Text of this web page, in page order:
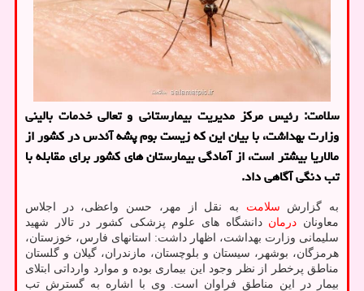
سلامت: رئیس مرکز مدیریت بیمارستانی و تعالی خدمات بالینی
وزارت بهداشت، با بیان این که زیست بوم پشه آئدس در کشور از
مالاریا بیشتر است، از آمادگی بیمارستان های کشور برای مقابله با
تب دنگی آگاهی داد.
به گزارش سلامت به نقل از مهر، حسن واعظی، در اجلاس
معاونان درمان دانشگاه های علوم پزشکی کشور در تالار شهید
سلیمانی وزارت بهداشت، اظهار داشت: استانهای فارس، خوزستان،
هرمزگان، بوشهر، سیستان و بلوچستان، مازندران، گیلان و گلستان
مناطق پرخطر از نظر وجود این بیماری بوده و موارد وارداتی ابتلای
بیمار در این مناطق فراوان است. وی با اشاره به گسترش تب